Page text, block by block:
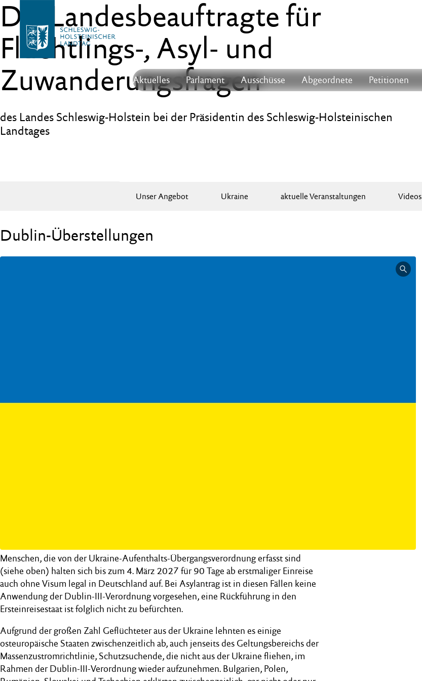
Aktuelles Parlament Ausschüsse Abgeordnete Petitionen
Die Landesbeauftragte für
Flüchtlings-, Asyl- und
Zuwanderungsfragen
des Landes Schleswig-Holstein bei der Präsidentin des Schleswig-Holsteinischen
Landtages
Unser Angebot Ukraine aktuelle Veranstaltungen Videos
Dublin-Überstellungen
Menschen, die von der Ukraine-Aufenthalts-Übergangsverordnung erfasst sind
(siehe oben) halten sich bis zum 4. März 2027 für 90 Tage ab erstmaliger Einreise
auch ohne Visum legal in Deutschland auf. Bei Asylantrag ist in diesen Fällen keine
Anwendung der Dublin-III-Verordnung vorgesehen, eine Rückführung in den
Ersteinreisestaat ist folglich nicht zu befürchten.
Aufgrund der großen Zahl Geflüchteter aus der Ukraine lehnten es einige
osteuropäische Staaten zwischenzeitlich ab, auch jenseits des Geltungsbereichs der
Massenzustromrichtlinie, Schutzsuchende, die nicht aus der Ukraine fliehen, im
Rahmen der Dublin-III-Verordnung wieder aufzunehmen. Bulgarien, Polen,